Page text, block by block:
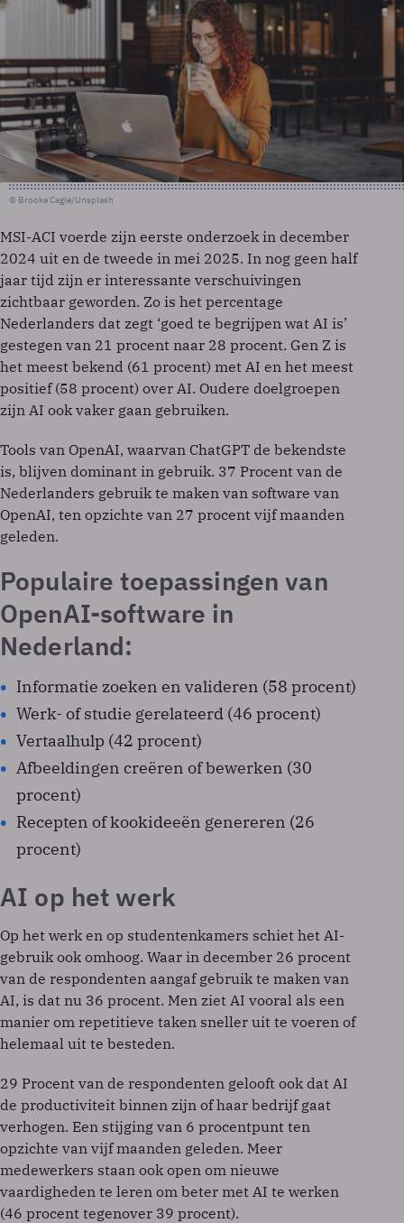
© Brooke Cagle/Unsplash
MSI-ACI voerde zijn eerste onderzoek in december
2024 uit en de tweede in mei 2025. In nog geen half
jaar tijd zijn er interessante verschuivingen
zichtbaar geworden. Zo is het percentage
Nederlanders dat zegt ‘goed te begrijpen wat AI is’
gestegen van 21 procent naar 28 procent. Gen Z is
het meest bekend (61 procent) met AI en het meest
positief (58 procent) over AI. Oudere doelgroepen
zijn AI ook vaker gaan gebruiken.
Tools van OpenAI, waarvan ChatGPT de bekendste
is, blijven dominant in gebruik. 37 Procent van de
Nederlanders gebruik te maken van software van
OpenAI, ten opzichte van 27 procent vijf maanden
geleden.
Populaire toepassingen van
OpenAI-software in
Nederland:
Informatie zoeken en valideren (58 procent)
Werk- of studie gerelateerd (46 procent)
Vertaalhulp (42 procent)
Afbeeldingen creëren of bewerken (30
procent)
Recepten of kookideeën genereren (26
procent)
AI op het werk
Op het werk en op studentenkamers schiet het AI-
gebruik ook omhoog. Waar in december 26 procent
van de respondenten aangaf gebruik te maken van
AI, is dat nu 36 procent. Men ziet AI vooral als een
manier om repetitieve taken sneller uit te voeren of
helemaal uit te besteden.
29 Procent van de respondenten gelooft ook dat AI
de productiviteit binnen zijn of haar bedrijf gaat
verhogen. Een stijging van 6 procentpunt ten
opzichte van vijf maanden geleden. Meer
medewerkers staan ook open om nieuwe
vaardigheden te leren om beter met AI te werken
(46 procent tegenover 39 procent).